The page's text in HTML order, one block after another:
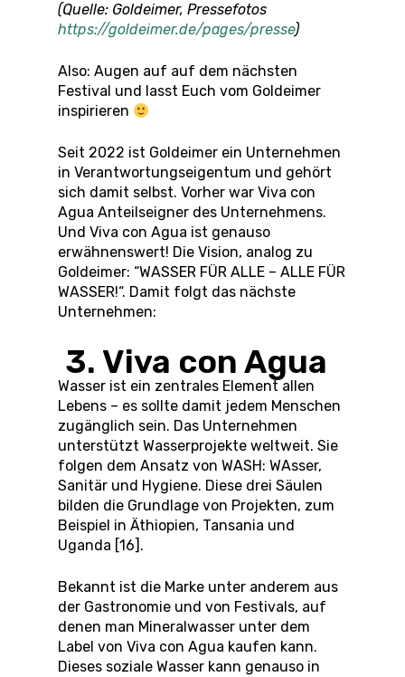
(Quelle: Goldeimer, Pressefotos
https://goldeimer.de/pages/presse)
Also: Augen auf auf dem nächsten
Festival und lasst Euch vom Goldeimer
inspirieren
Seit 2022 ist Goldeimer ein Unternehmen
in Verantwortungseigentum und gehört
sich damit selbst. Vorher war Viva con
Agua Anteilseigner des Unternehmens.
Und Viva con Agua ist genauso
erwähnenswert! Die Vision, analog zu
Goldeimer: “WASSER FÜR ALLE – ALLE FÜR
WASSER!“. Damit folgt das nächste
Unternehmen:
3. Viva con Agua
Wasser ist ein zentrales Element allen
Lebens – es sollte damit jedem Menschen
zugänglich sein. Das Unternehmen
unterstützt Wasserprojekte weltweit. Sie
folgen dem Ansatz von WASH: WAsser,
Sanitär und Hygiene. Diese drei Säulen
bilden die Grundlage von Projekten, zum
Beispiel in Äthiopien, Tansania und
Uganda [16].
Bekannt ist die Marke unter anderem aus
der Gastronomie und von Festivals, auf
denen man Mineralwasser unter dem
Label von Viva con Agua kaufen kann.
Dieses soziale Wasser kann genauso in